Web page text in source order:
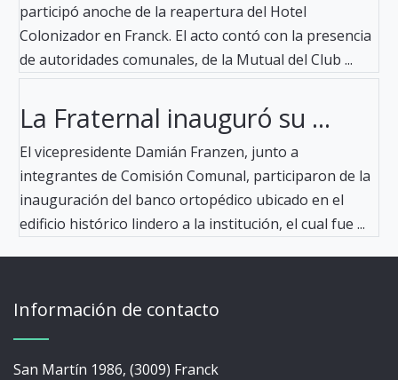
participó anoche de la reapertura del Hotel
Colonizador en Franck. El acto contó con la presencia
de autoridades comunales, de la Mutual del Club ...
La Fraternal inauguró su ...
El vicepresidente Damián Franzen, junto a
integrantes de Comisión Comunal, participaron de la
inauguración del banco ortopédico ubicado en el
edificio histórico lindero a la institución, el cual fue ...
Información de contacto
San Martín 1986, (3009) Franck